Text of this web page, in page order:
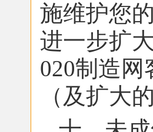
施维护您
进一步扩
020制造
（及扩大